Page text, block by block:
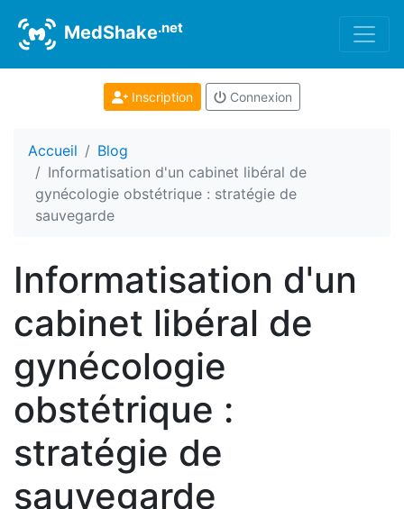
MedShake.net
Inscription Connexion
Accueil
Blog
Informatisation d'un cabinet libéral de
gynécologie obstétrique : stratégie de
sauvegarde
Informatisation d'un
cabinet libéral de
gynécologie
obstétrique :
stratégie de
sauvegarde